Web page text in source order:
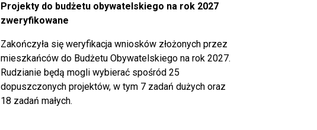
Projekty do budżetu obywatelskiego na rok 2027
zweryfikowane
Zakończyła się weryfikacja wniosków złożonych przez
mieszkańców do Budżetu Obywatelskiego na rok 2027.
Rudzianie będą mogli wybierać spośród 25
dopuszczonych projektów, w tym 7 zadań dużych oraz
18 zadań małych.